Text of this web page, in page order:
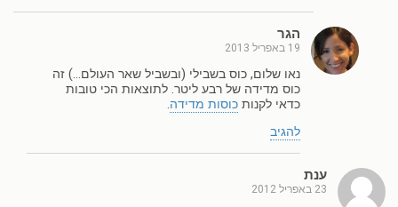
הגר
19 באפריל 2013
נאו שלום, כוס בשבילי (ובשביל שאר העולם…) זה
כוס מדידה של רבע ליטר. לתוצאות הכי טובות
כדאי לקנות כוסות מדידה.
להגיב
ענת
23 באפריל 2012